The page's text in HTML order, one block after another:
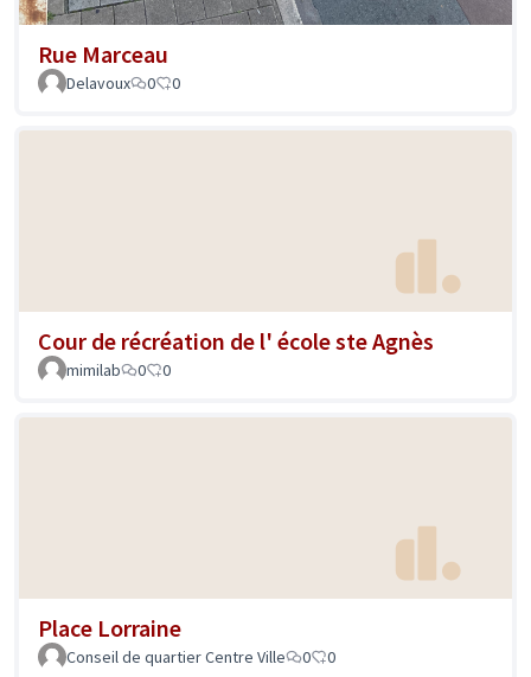
Rue Marceau
Delavoux 0 0
Cour de récréation de l' école ste Agnès
mimilab 0 0
Place Lorraine
Conseil de quartier Centre Ville 0 0